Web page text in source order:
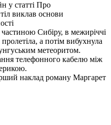
у статті Про
виклав основи
Сибіру, ​​в межиріччі
а потім вибухнула
метеоритом.
телефонного кабелю між
наклад роману Маргарет